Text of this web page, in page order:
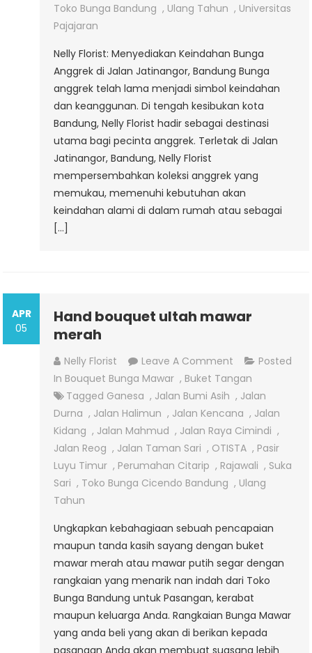
Jatinangor
Toko Bunga Bandung , Ulang Tahun , Universitas
Pajajaran
Nelly Florist: Menyediakan Keindahan Bunga
Anggrek di Jalan Jatinangor, Bandung Bunga
anggrek telah lama menjadi simbol keindahan
dan keanggunan. Di tengah kesibukan kota
Bandung, Nelly Florist hadir sebagai destinasi
utama bagi pecinta anggrek. Terletak di Jalan
Jatinangor, Bandung, Nelly Florist
mempersembahkan koleksi anggrek yang
memukau, memenuhi kebutuhan akan
keindahan alami di dalam rumah atau sebagai
[…]
APR
05
Hand bouquet ultah mawar
merah
Nelly Florist Leave A Comment On
Hand
Bouquet
Ultah
Mawar
Merah
Posted
In Bouquet Bunga Mawar , Buket Tangan
Tagged Ganesa , Jalan Bumi Asih , Jalan
Durna , Jalan Halimun , Jalan Kencana , Jalan
Kidang , Jalan Mahmud , Jalan Raya Cimindi ,
Jalan Reog , Jalan Taman Sari , OTISTA , Pasir
Luyu Timur , Perumahan Citarip , Rajawali , Suka
Sari , Toko Bunga Cicendo Bandung , Ulang
Tahun
Ungkapkan kebahagiaan sebuah pencapaian
maupun tanda kasih sayang dengan buket
mawar merah atau mawar putih segar dengan
rangkaian yang menarik nan indah dari Toko
Bunga Bandung untuk Pasangan, kerabat
maupun keluarga Anda. Rangkaian Bunga Mawar
yang anda beli yang akan di berikan kepada
pasangan Anda akan membuat suasana lebih